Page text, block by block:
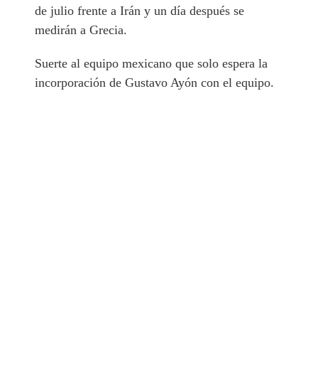
de julio frente a Irán y un día después se
medirán a Grecia.
Suerte al equipo mexicano que solo espera la
incorporación de Gustavo Ayón con el equipo.